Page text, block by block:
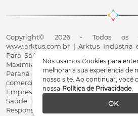
Nós usamos Cookies para
melhorar a sua experiência de
nosso site. Ao continuar, você
nossa Política de Privacidade.
OK
Copyright© 2026 - Todos os
www.arktus.com.br | Arktus Indústria
Para Saúde Ltda | CNPJ: 01.417.367/
Maximiano, 107, Parque Industrial II,
Paraná - CEP 85825-900 - Fale
comercial@arktus.com.br |
Empresa - AFE/ANVISA - Para
Saúde (Correlatos): 8.02.844-5
Responsável Técnico Dr. Alex